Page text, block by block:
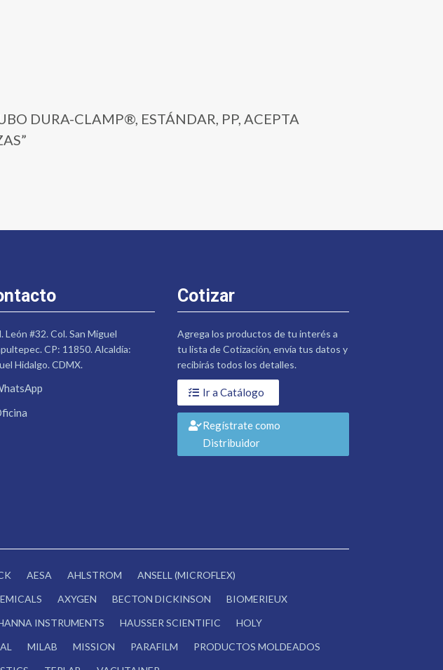
DURA-CLAMP®, ESTÁNDAR, PP, ACEPTA
León #32. Col. San Miguel
CP: 11850. Alcaldía:
Hidalgo. CDMX.
Cotizar
Agrega los productos de tu interés a
tu lista de Cotización, envía tus datos y
recibirás todos los detalles.
Ir a Catálogo
Regístrate como
Distribuidor
AESA AHLSTROM
ANSELL (MICROFLEX)
AXYGEN BECTON DICKINSON
BIOMERIEUX
INSTRUMENTS HAUSSER SCIENTIFIC
HOLY
MILAB MISSION PARAFILM
PRODUCTOS MOLDEADOS